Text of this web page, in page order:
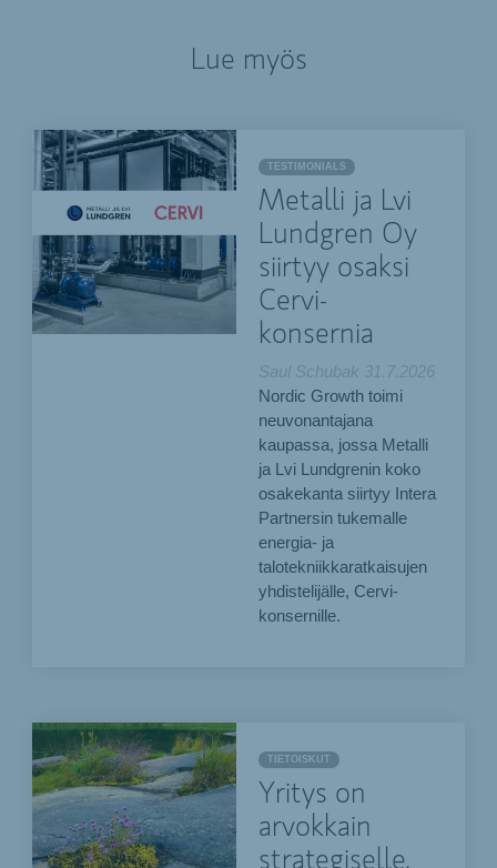
Lue myös
TESTIMONIALS
Metalli ja Lvi
Lundgren Oy
siirtyy osaksi
Cervi-
konsernia
Saul Schubak 31.7.2026
Nordic Growth toimi
neuvonantajana
kaupassa, jossa Metalli
ja Lvi Lundgrenin koko
osakekanta siirtyy Intera
Partnersin tukemalle
energia- ja
talotekniikkaratkaisujen
yhdistelijälle, Cervi-
konsernille.
TIETOISKUT
Yritys on
arvokkain
strategiselle,